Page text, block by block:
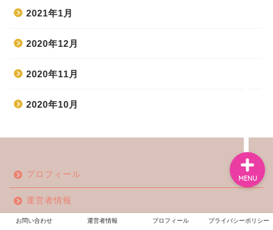
2021年1月
2020年12月
2020年11月
2020年10月
プロフィール
運営者情報
お問い合わせ
お問い合わせ 運営者情報 プロフィール プライバシーポリシー
MENU